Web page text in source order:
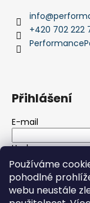
Používáme
pohodlné
webu neustále
info@
+420 702 222
Přihlášení
E-mail
Heslo
PŘIHLÁSIT SE